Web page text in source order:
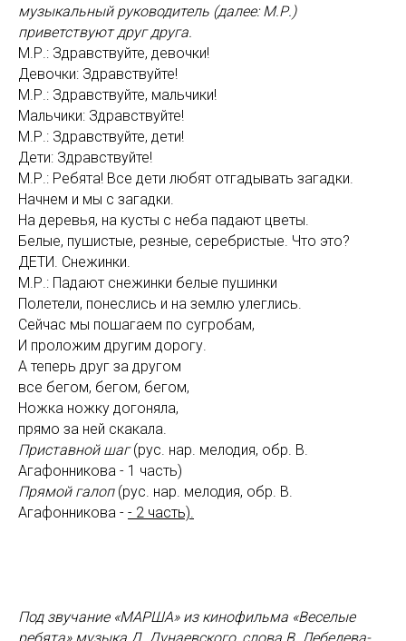
музыкальный руководитель (далее: М.Р.)
приветствуют друг друга.
М.Р.: Здравствуйте, девочки!
Девочки: Здравствуйте!
М.Р.: Здравствуйте, мальчики!
Мальчики: Здравствуйте!
М.Р.: Здравствуйте, дети!
Дети: Здравствуйте!
М.Р.: Ребята! Все дети любят отгадывать загадки.
Начнем и мы с загадки.
На деревья, на кусты с неба падают цветы.
Белые, пушистые, резные, серебристые. Что это?
ДЕТИ. Снежинки.
М.Р.: Падают снежинки белые пушинки
Полетели, понеслись и на землю улеглись.
Сейчас мы пошагаем по сугробам,
И проложим другим дорогу.
А теперь друг за другом
все бегом, бегом, бегом,
Ножка ножку догоняла,
прямо за ней скакала.
Приставной шаг(рус. нар. мелодия, обр. В.
Агафонникова - 1 часть)
Прямой галоп(рус. нар. мелодия, обр. В.
Агафонникова - - 2 часть).
Под звучание «МАРША» из кинофильма «Веселые